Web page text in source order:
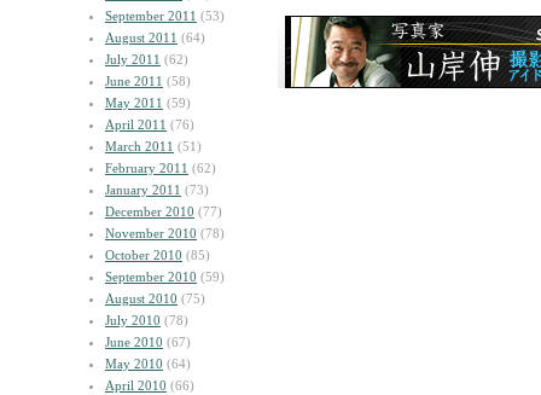
September 2011 (53)
August 2011 (64)
July 2011 (62)
June 2011 (58)
May 2011 (59)
April 2011 (76)
March 2011 (51)
February 2011 (62)
January 2011 (73)
December 2010 (77)
November 2010 (78)
October 2010 (85)
September 2010 (59)
August 2010 (75)
July 2010 (78)
June 2010 (67)
May 2010 (64)
April 2010 (66)